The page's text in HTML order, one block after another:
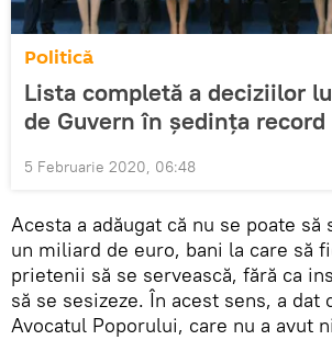
Politică
Lista completă a deciziilor
de Guvern în ședința record
5 Februarie 2020, 06:48
Acesta a adăugat că nu se poate să
un miliard de euro, bani la care să
prietenii să se servească, fără ca
să se sesizeze. În acest sens, a dat
Avocatul Poporului, care nu a avut